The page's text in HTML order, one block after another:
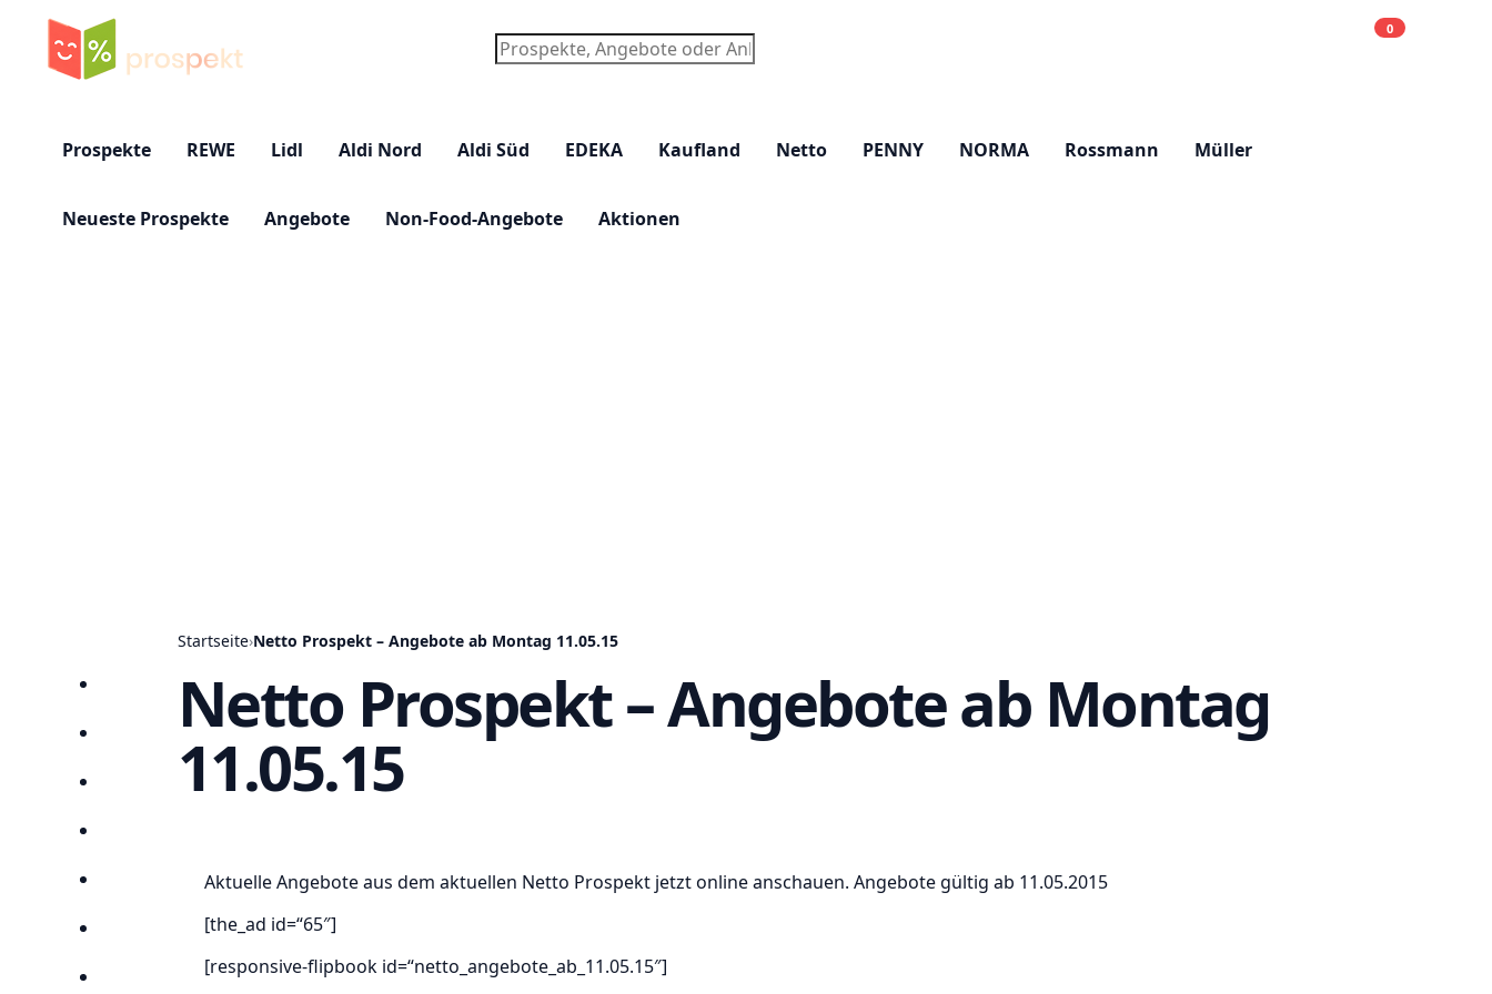
Suchen
0
Prospekte REWE Lidl Aldi Nord Aldi Süd EDEKA Kaufland Netto PENNY NORMA Rossmann Müller
Neueste Prospekte Angebote Non-Food-Angebote Aktionen
Startseite
Prospekte
Angebote
Lieblingsprospekte
Startseite›Netto Prospekt – Angebote ab Montag 11.05.15
Netto Prospekt – Angebote ab Montag
11.05.15
Aktuelle Angebote aus dem aktuellen Netto Prospekt jetzt online anschauen. Angebote gültig ab 11.05.2015
[the_ad id=“65″]
[responsive-flipbook id=“netto_angebote_ab_11.05.15″]